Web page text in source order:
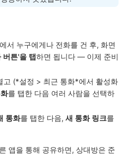
서 누구에게나 전화를 건 후, 화면
버튼'을 탭하면 됩니다 — 이제 준비
고 (*설정 > 최근 통화*에서 활성화
를 탭한 다음 여러 사람을 선택하
통화를 탭한 다음, 새 통화 링크를
앱을 통해 공유하면, 상대방은 준